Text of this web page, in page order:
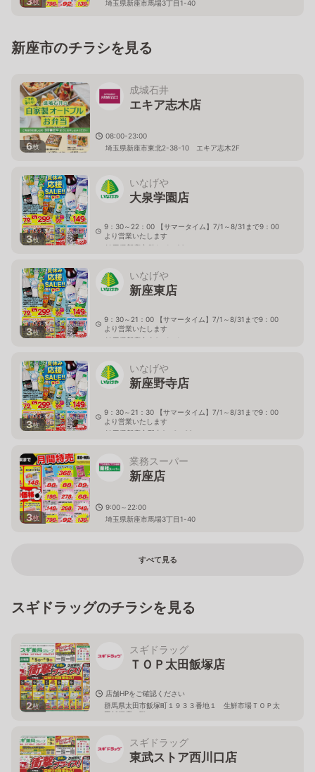
埼玉県新座市馬場3丁目1-40
新座市のチラシを見る
6枚
成城石井
エキア志木店
08:00-23:00
埼玉県新座市東北2-38-10 エキア志木2F
3枚
いなげや
大泉学園店
9：30～22：00 【サマータイム】7/1～8/31まで9：00
より営業いたします
埼玉県新座市栄4－1－26
3枚
いなげや
新座東店
9：30～21：00 【サマータイム】7/1～8/31まで9：00
より営業いたします
埼玉県新座市東3－1－1
3枚
いなげや
新座野寺店
9：30～21：30 【サマータイム】7/1～8/31まで9：00
より営業いたします
埼玉県新座市野寺2－6－38
3枚
業務スーパー
新座店
9:00～22:00
埼玉県新座市馬場3丁目1-40
すべて見る
スギドラッグのチラシを見る
2枚
スギドラッグ
ＴＯＰ太田飯塚店
店舗HPをご確認ください
群馬県太田市飯塚町１９３３番地１ 生鮮市場ＴＯＰ太
田飯塚店１階
スギドラッグ
東武ストア西川口店